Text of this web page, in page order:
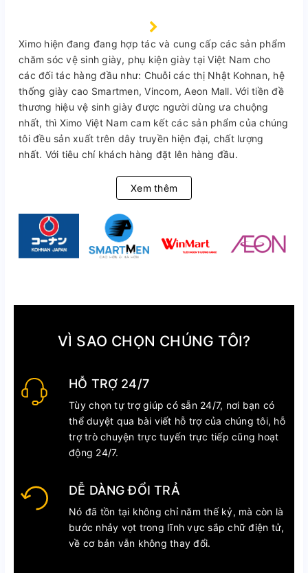
Ximo hiện đang đang hợp tác và cung cấp các sản phẩm
chăm sóc vệ sinh giày, phụ kiện giày tại Việt Nam cho
các đối tác hàng đầu như: Chuỗi các thị Nhật Kohnan, hệ
thống giày cao Smartmen, Vincom, Aeon Mall. Với tiền đề
thương hiệu vệ sinh giày được người dùng ưa chuộng
nhất, thì Ximo Việt Nam cam kết các sản phẩm của chúng
tôi đều sản xuất trên dây truyền hiện đại, chất lượng
nhất. Với tiêu chí khách hàng đặt lên hàng đầu.
Xem thêm
VÌ SAO CHỌN CHÚNG TÔI?
HỖ TRỢ 24/7
Tùy chọn tự trợ giúp có sẵn 24/7, nơi bạn có
thể duyệt qua bài viết hỗ trợ của chúng tôi, hỗ
trợ trò chuyện trực tuyến trực tiếp cũng hoạt
động 24/7.
DỄ DÀNG ĐỔI TRẢ
Nó đã tồn tại không chỉ năm thế kỷ, mà còn là
bước nhảy vọt trong lĩnh vực sắp chữ điện tử,
về cơ bản vẫn không thay đổi.